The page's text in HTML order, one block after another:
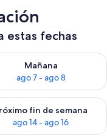
estas fechas
ago 6 - ago 7
Mañana
ago 7 - ago 8
la disponibilidad
de semana, ago 7 -
fin de semana
ago 14 - ago 16
la disponibilidad